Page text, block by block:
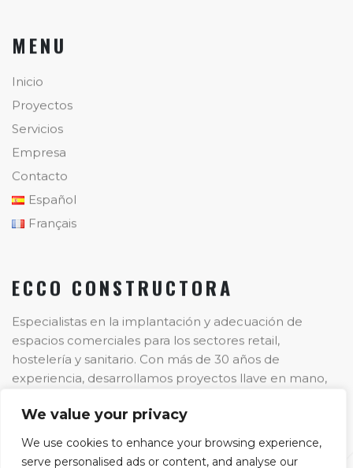
We value your privacy
We use cookies to enhance your browsing experience,
serve personalised ads or content, and analyse our
MENU
Inicio
Proyectos
Servicios
Empresa
Contacto
Español
Français
ECCO CONSTRUCTORA
Especialistas en la implantación y adecuación de
espacios comerciales para los sectores retail,
hostelería y sanitario. Con más de 30 años de
experiencia, desarrollamos proyectos llave en mano,
etapa del proceso.